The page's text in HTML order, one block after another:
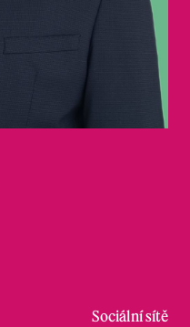
Sociální sítě